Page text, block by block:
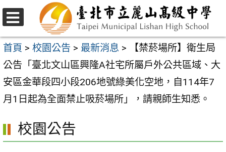
跳
至
主
要
內
容
選
單
首頁 > 校園公告 > 最新消息 >
【禁菸場所】衛生局
公告「臺北文山區興隆A社宅所屬戶外公共區域、大
安區金華段四小段206地號綠美化空地，自114年7
月1日起為全面禁止吸菸場所」，請親師生知悉。
校園公告